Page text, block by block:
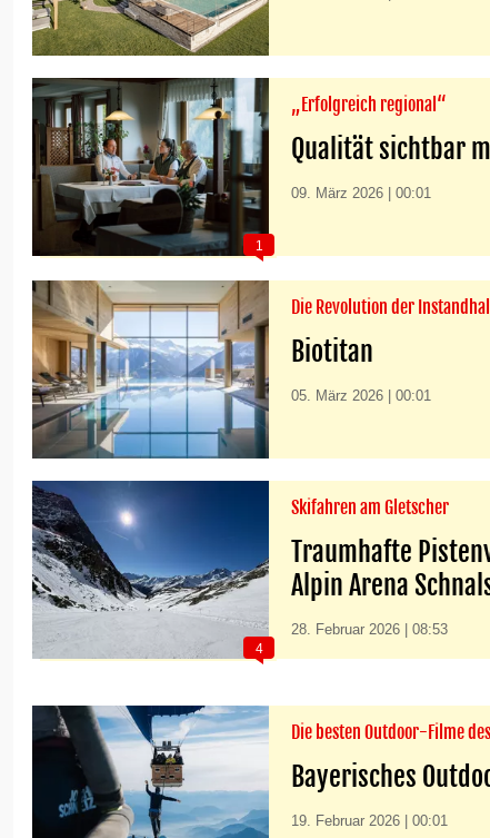
„Erfolgreich regional“
Qualität sichtbar
09. März 2026 | 00:01
1
Die Revolution der
Biotitan
05. März 2026 | 00:01
Skifahren am Gletscher
Traumhafte
Alpin Arena
28. Februar 2026 | 08:53
4
Die besten Outdoor-Filme
Bayerisches
19. Februar 2026 | 00:01